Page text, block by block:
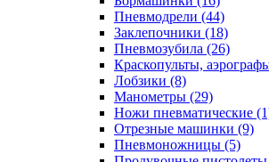
Пневмодрели (44)
Заклепочники (18)
Пневмозубила (26)
Краскопульты,
Лобзики (8)
Манометры (29)
Ножи пневматические
Отрезные машинки (9)
Пневмоножницы (5)